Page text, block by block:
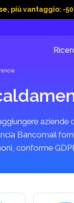
più vantaggio: -
Bancomail
conforme